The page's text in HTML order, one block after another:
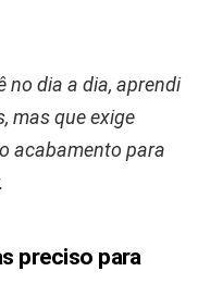
no dia a dia, aprendi
mas que exige
acabamento para
preciso para